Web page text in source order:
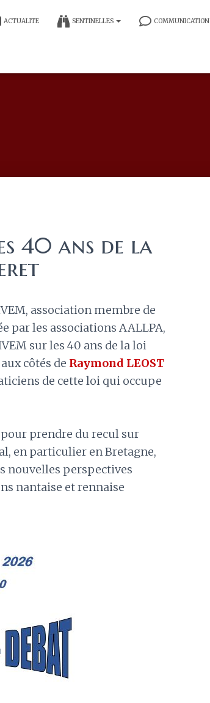
ACTUALITE SENTINELLES COMMUNICATION
40 ans de la
association membre de
par les associations AALLPA,
sur les 40 ans de la loi
aux côtés de Raymond LEOST
de cette loi qui occupe
prendre du recul sur
en particulier en Bretagne,
nouvelles perspectives
nantaise et rennaise